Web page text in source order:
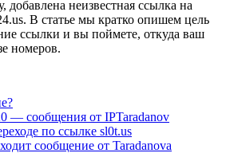
добавлена неизвестная ссылка на
В статье мы кратко опишем цель
ссылки и вы поймете, откуда ваш
номеров.
— сообщения от IPTaradanov
по ссылке sl0t.us
сообщение от Taradanova